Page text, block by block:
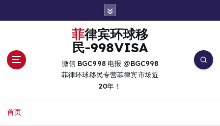
菲律宾环球移
民-998VISA
微信 BGC998 电报 @BGC998
菲律环球移民专营菲律宾市场近
20年！
首页